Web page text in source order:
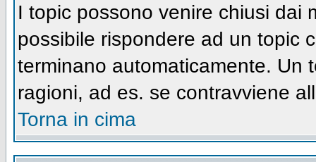
I topic possono venire chiusi
possibile rispondere ad un topic
terminano automaticamente.
ragioni, ad es. se contravviene
Torna in cima